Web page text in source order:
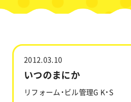
2012.03.10
いつのまにか
リフォーム・ビル管理G K・S
キャラクター